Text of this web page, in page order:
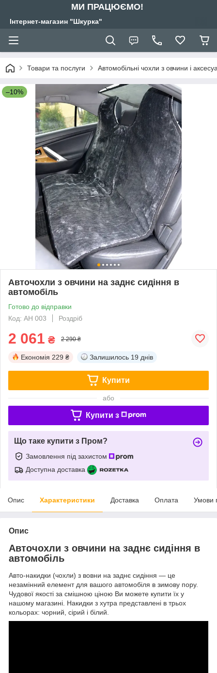
МИ ПРАЦЮЄМО!
Інтернет-магазин "Шкурка"
Товари та послуги Автомобільні чохли з овчини і
–10%
Авточохли з овчини на заднє сидіння в
автомобіль
Готово до відправки
Код: АН 003
Роздріб
2 061 ₴ 2 290 ₴
Економія 229 ₴ Залишилось 19 днів
Купити
або
Купити з
Що таке купити з Пром?
Замовлення під захистом
Доступна доставка
Опис Характеристики Доставка Оплата Умови
Опис
Авточохли з овчини на заднє сидіння в
автомобіль
Авто-накидки (чохли) з вовни на заднє сидіння — це
незамінний елемент для вашого автомобіля в зимову пору.
Чудової якості за смішною ціною Ви можете купити їх у
нашому магазині. Накидки з хутра представлені в трьох
кольорах: чорний, сірий і білий.